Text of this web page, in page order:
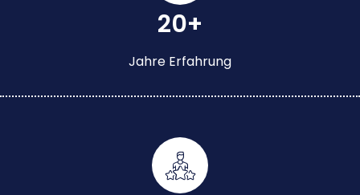
20+
Jahre Erfahrung